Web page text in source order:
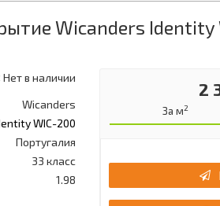
Wicanders Identity
Нет в наличии
Wicanders
WIC-200
Португалия
33 класс
1.98
2
За м2